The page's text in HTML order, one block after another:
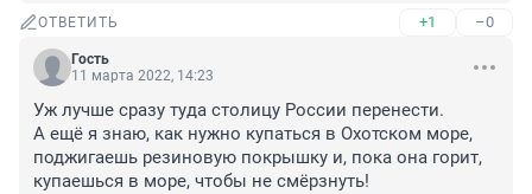
ОТВЕТИТЬ +1 –0
Гость
11 марта 2022, 14:23
Уж лучше сразу туда столицу России перенести.
А ещё я знаю, как нужно купаться в Охотском море,
поджигаешь резиновую покрышку и, пока она горит,
купаешься в море, чтобы не смёрзнуть!